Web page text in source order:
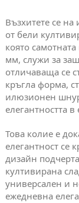
Възхитете се
от бели
която
мм, служи за
отличаваща се
кръгла форма,
илюзионен
елегантността
Това колие е
елегантност се
дизайн
култивирана
универсален и
ежедневна